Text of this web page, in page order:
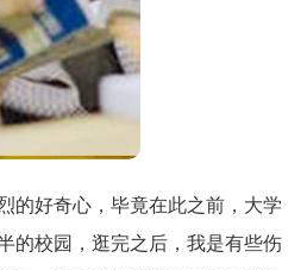
好奇心，毕竟在此之前，大学
的校园，逛完之后，我是有些伤